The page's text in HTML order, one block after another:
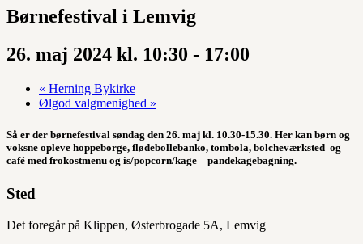
Børnefestival i Lemvig
26. maj 2024 kl. 10:30 - 17:00
« Herning Bykirke
Ølgod valgmenighed »
Så er der børnefestival søndag den 26. maj kl. 10.30-15.30. Her kan børn og
voksne opleve hoppeborge, flødebollebanko, tombola, bolcheværksted og
café med frokostmenu og is/popcorn/kage – pandekagebagning.
Sted
Det foregår på Klippen, Østerbrogade 5A, Lemvig